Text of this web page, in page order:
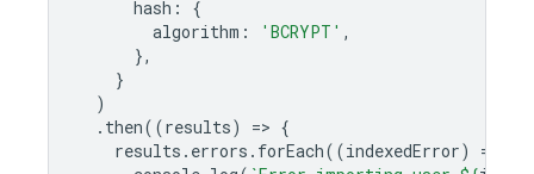
hash :
{
algorithm : 'BCRYPT' ,
},
}
)
. then((results) => {
results . errors . forEach((indexedError) =